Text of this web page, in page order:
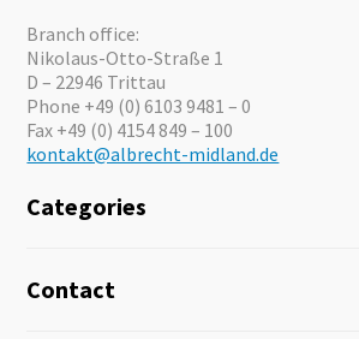
Branch office:
Nikolaus-Otto-Straße 1
D – 22946 Trittau
Phone +49 (0) 6103 9481 – 0
Fax +49 (0) 4154 849 – 100
kontakt@albrecht-midland.de
Categories
Guide-Systems
Contact